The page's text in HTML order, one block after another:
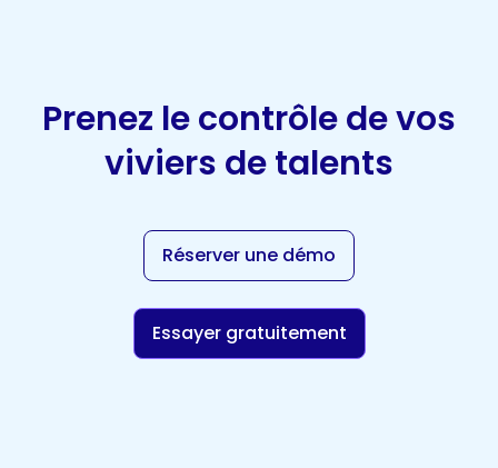
Prenez le contrôle de vos
viviers de talents
Réserver une démo
Essayer gratuitement